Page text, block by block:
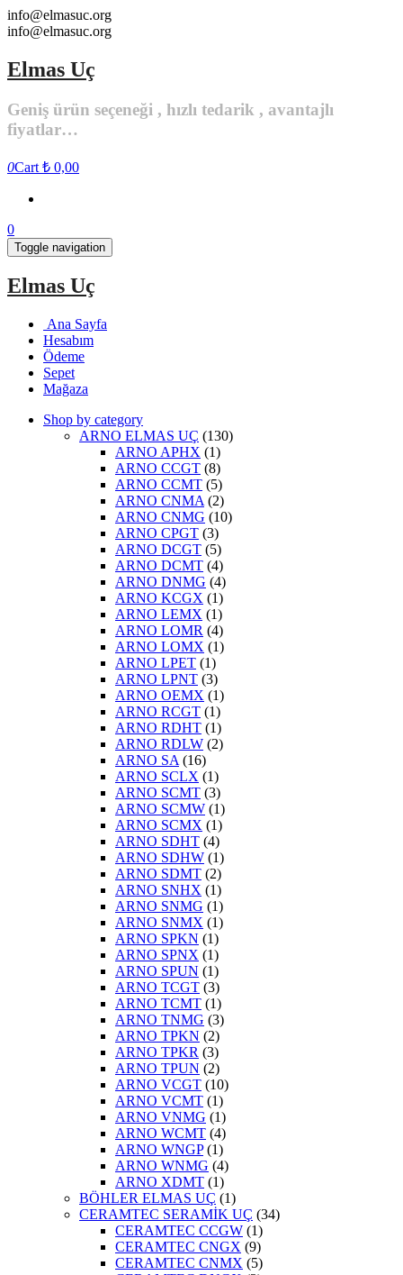
Skip
to
content
info@elmasuc.org
info@elmasuc.org
Elmas Uç
Geniş ürün seçeneği , hızlı tedarik , avantajlı
fiyatlar…
0Cart ₺ 0,00
0
Toggle navigation
Elmas Uç
Ana Sayfa
Hesabım
Ödeme
Sepet
Mağaza
Shop by category
ARNO ELMAS UÇ (130)
ARNO APHX (1)
ARNO CCGT (8)
ARNO CCMT (5)
ARNO CNMA (2)
ARNO CNMG (10)
ARNO CPGT (3)
ARNO DCGT (5)
ARNO DCMT (4)
ARNO DNMG (4)
ARNO KCGX (1)
ARNO LEMX (1)
ARNO LOMR (4)
ARNO LOMX (1)
ARNO LPET (1)
ARNO LPNT (3)
ARNO OEMX (1)
ARNO RCGT (1)
ARNO RDHT (1)
ARNO RDLW (2)
ARNO SA (16)
ARNO SCLX (1)
ARNO SCMT (3)
ARNO SCMW (1)
ARNO SCMX (1)
ARNO SDHT (4)
ARNO SDHW (1)
ARNO SDMT (2)
ARNO SNHX (1)
ARNO SNMG (1)
ARNO SNMX (1)
ARNO SPKN (1)
ARNO SPNX (1)
ARNO SPUN (1)
ARNO TCGT (3)
ARNO TCMT (1)
ARNO TNMG (3)
ARNO TPKN (2)
ARNO TPKR (3)
ARNO TPUN (2)
ARNO VCGT (10)
ARNO VCMT (1)
ARNO VNMG (1)
ARNO WCMT (4)
ARNO WNGP(1)
ARNO WNMG (4)
ARNO XDMT (1)
BÖHLER ELMAS UÇ (1)
CERAMTEC SERAMİK UÇ (34)
CERAMTEC CCGW (1)
CERAMTEC CNGX (9)
CERAMTEC CNMX (5)